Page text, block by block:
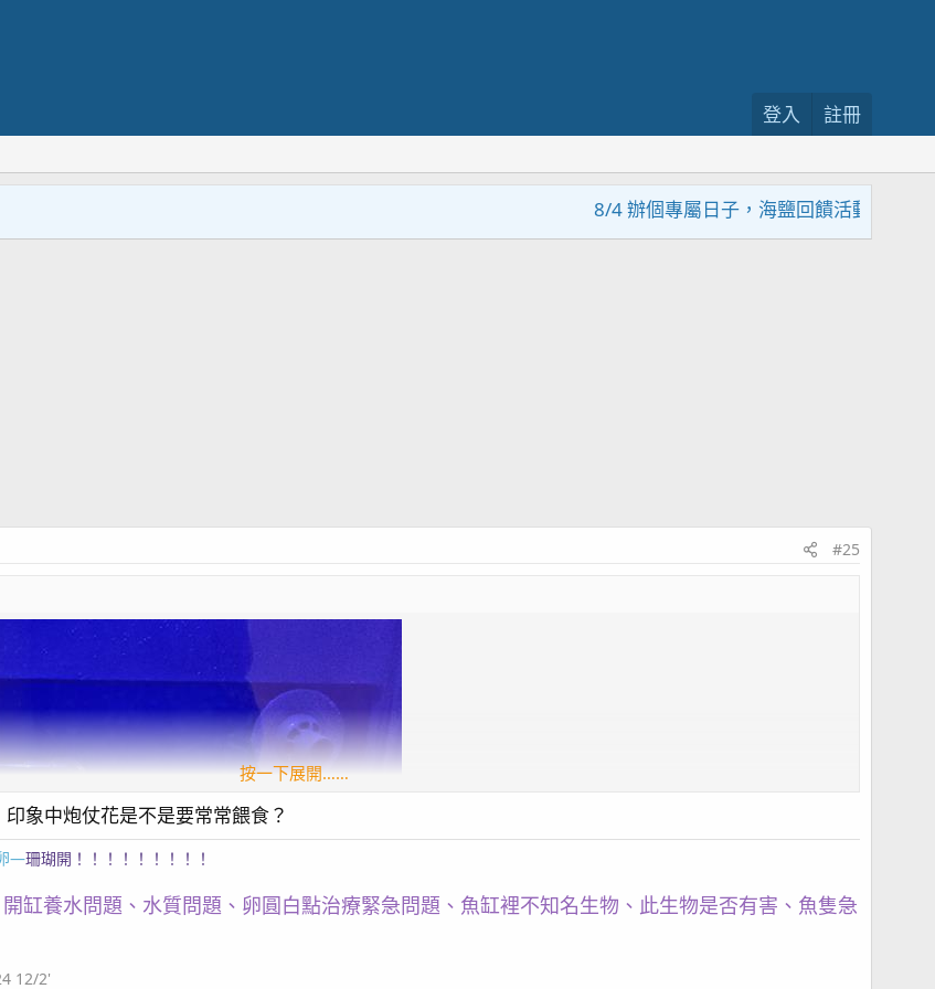
登入 註冊
8/4 辦個專屬日子，海鹽回饋活動，大家趕緊
#25
按一下展開……
象中炮仗花是不是要常常餵食？
—珊瑚開！！！！！！！！！
缸養水問題、水質問題、卵圓白點治療緊急問題、魚缸裡不知名生物、此生物是否有害、魚隻急
12/2'